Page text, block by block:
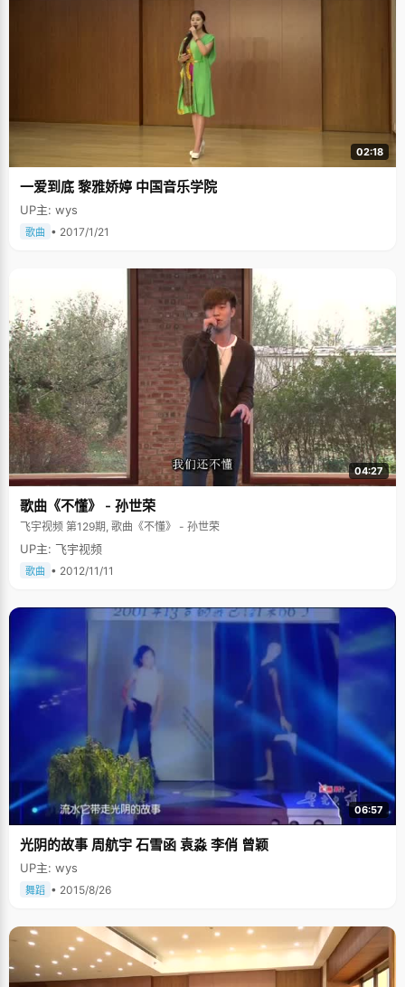
02:18
一爱到底 黎雅娇婷 中国音乐学院
UP主: wys
歌曲 • 2017/1/21
04:27
歌曲《不懂》 - 孙世荣
飞宇视频 第129期, 歌曲《不懂》 - 孙世荣
UP主: 飞宇视频
歌曲 • 2012/11/11
06:57
光阴的故事 周航宇 石雪函 袁淼 李俏 曾颖
UP主: wys
舞蹈 • 2015/8/26